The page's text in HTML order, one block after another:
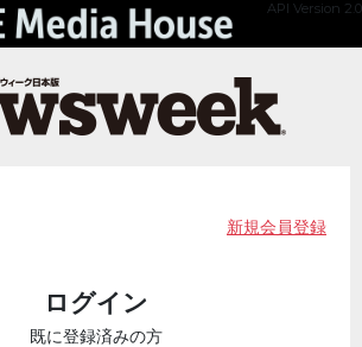
API Version 2.0
新規会員登録
ログイン
既に登録済みの方